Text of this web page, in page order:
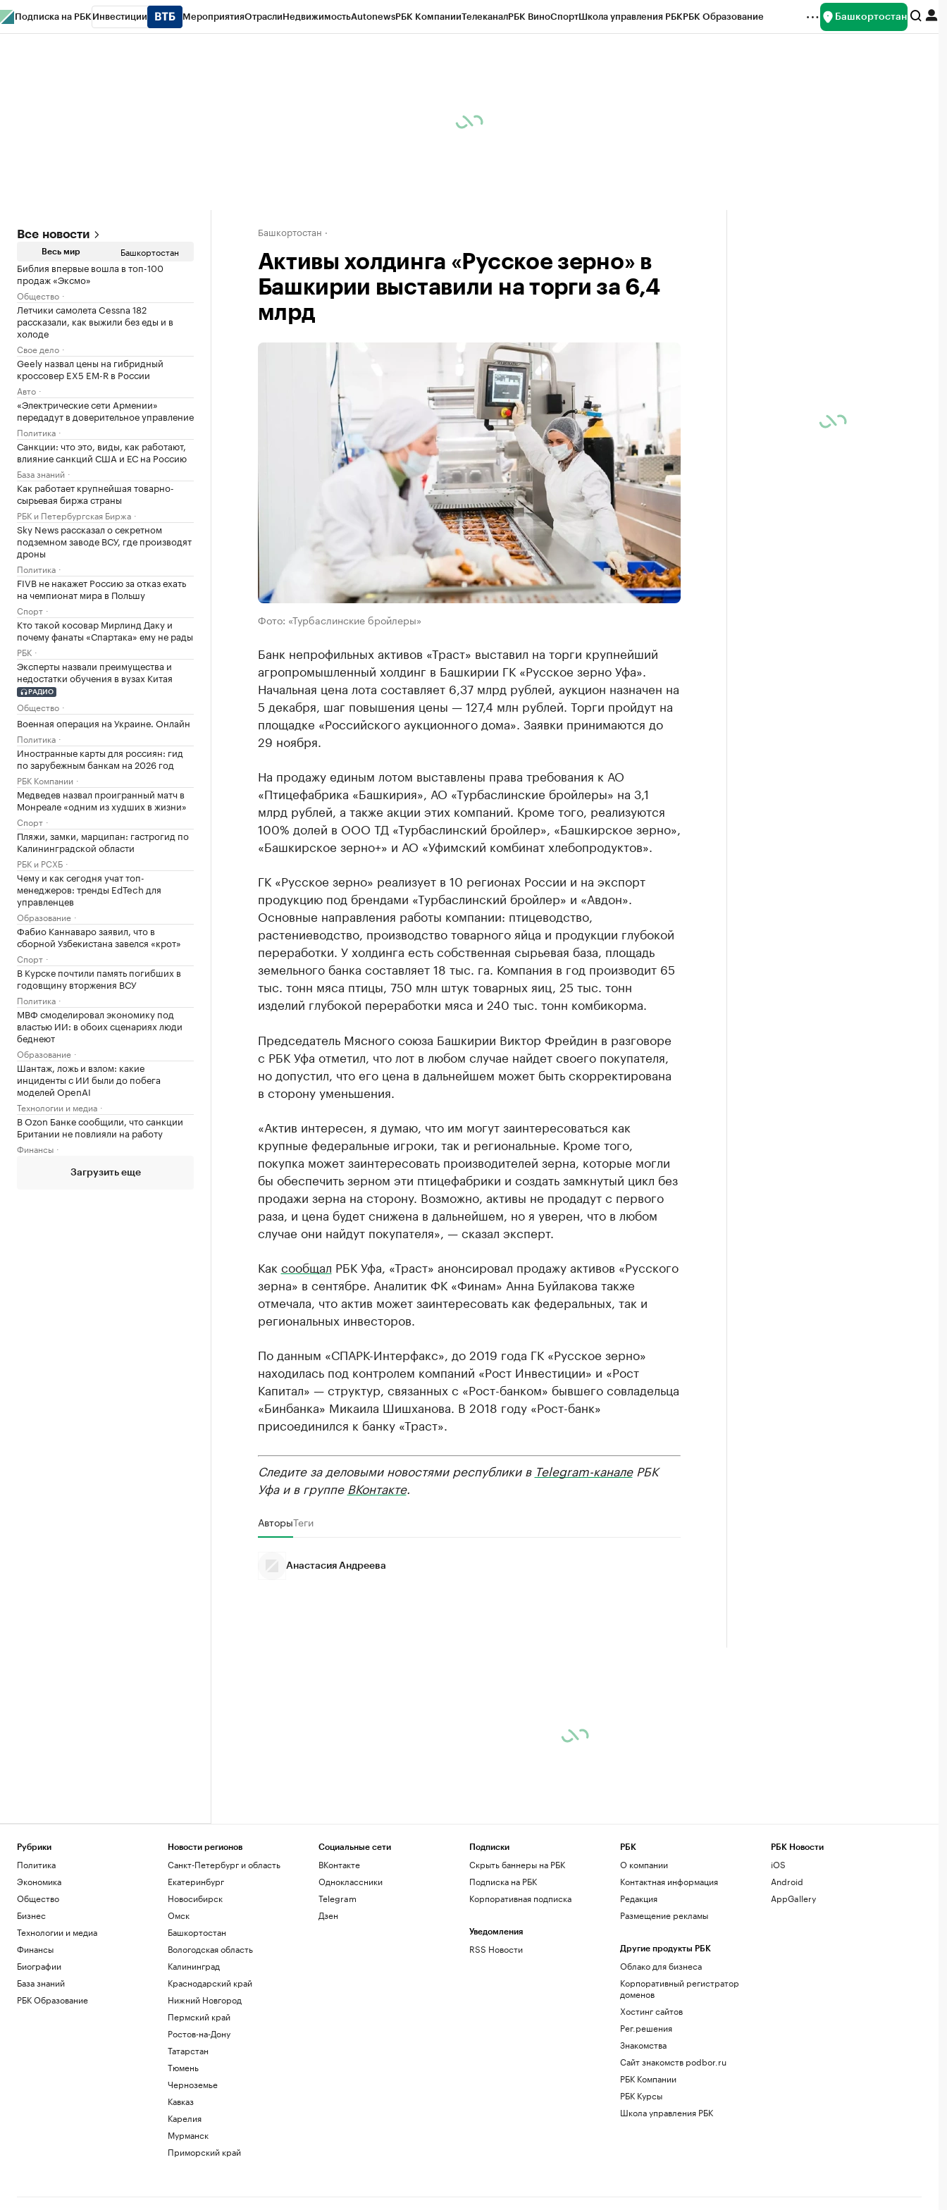
Подписка на РБК Инвестиции МероприятияОтраслиНедвижимостьAutonewsРБК КомпанииТелеканалРБК ВиноСпортШкола управления РБКРБК Образование Башкортостан
Все новости
Весь мир Башкортостан
Библия впервые вошла в топ-100
продаж «Эксмо»
Общество
Летчики самолета Cessna 182
рассказали, как выжили без еды и в
холоде
Свое дело
Geely назвал цены на гибридный
кроссовер EX5 EM-R в России
Авто
«Электрические сети Армении»
передадут в доверительное управление
Политика
Санкции: что это, виды, как работают,
влияние санкций США и ЕС на Россию
База знаний
Как работает крупнейшая товарно-
сырьевая биржа страны
РБК и Петербургская Биржа
Sky News рассказал о секретном
подземном заводе ВСУ, где производят
дроны
Политика
FIVB не накажет Россию за отказ ехать
на чемпионат мира в Польшу
Спорт
Кто такой косовар Мирлинд Даку и
почему фанаты «Спартака» ему не рады
РБК
Эксперты назвали преимущества и
недостатки обучения в вузах Китая
РАДИО
Общество
Военная операция на Украине. Онлайн
Политика
Иностранные карты для россиян: гид
по зарубежным банкам на 2026 год
РБК Компании
Медведев назвал проигранный матч в
Монреале «одним из худших в жизни»
Спорт
Пляжи, замки, марципан: гастрогид по
Калининградской области
РБК и РСХБ
Чему и как сегодня учат топ-
менеджеров: тренды EdTech для
управленцев
Образование
Фабио Каннаваро заявил, что в
сборной Узбекистана завелся «крот»
Спорт
В Курске почтили память погибших в
годовщину вторжения ВСУ
Политика
МВФ смоделировал экономику под
властью ИИ: в обоих сценариях люди
беднеют
Образование
Шантаж, ложь и взлом: какие
инциденты с ИИ были до побега
моделей OpenAI
Технологии и медиа
В Ozon Банке сообщили, что санкции
Британии не повлияли на работу
Финансы
Загрузить еще
Башкортостан
Активы холдинга «Русское зерно» в
Башкирии выставили на торги за 6,4
млрд
Фото: «Турбаслинские бройлеры»
Банк непрофильных активов «Траст» выставил на торги крупнейший
агропромышленный холдинг в Башкирии ГК «Русское зерно Уфа».
Начальная цена лота составляет 6,37 млрд рублей, аукцион назначен на
5 декабря, шаг повышения цены — 127,4 млн рублей. Торги пройдут на
площадке «Российского аукционного дома». Заявки принимаются до
29 ноября.
На продажу единым лотом выставлены права требования к АО
«Птицефабрика «Башкирия», АО «Турбаслинские бройлеры» на 3,1
млрд рублей, а также акции этих компаний. Кроме того, реализуются
100% долей в ООО ТД «Турбаслинский бройлер», «Башкирское зерно»,
«Башкирское зерно+» и АО «Уфимский комбинат хлебопродуктов».
ГК «Русское зерно» реализует в 10 регионах России и на экспорт
продукцию под брендами «Турбаслинский бройлер» и «Авдон».
Основные направления работы компании: птицеводство,
растениеводство, производство товарного яйца и продукции глубокой
переработки. У холдинга есть собственная сырьевая база, площадь
земельного банка составляет 18 тыс. га. Компания в год производит 65
тыс. тонн мяса птицы, 750 млн штук товарных яиц, 25 тыс. тонн
изделий глубокой переработки мяса и 240 тыс. тонн комбикорма.
Председатель Мясного союза Башкирии Виктор Фрейдин в разговоре
с РБК Уфа отметил, что лот в любом случае найдет своего покупателя,
но допустил, что его цена в дальнейшем может быть скорректирована
в сторону уменьшения.
«Актив интересен, я думаю, что им могут заинтересоваться как
крупные федеральные игроки, так и региональные. Кроме того,
покупка может заинтересовать производителей зерна, которые могли
бы обеспечить зерном эти птицефабрики и создать замкнутый цикл без
продажи зерна на сторону. Возможно, активы не продадут с первого
раза, и цена будет снижена в дальнейшем, но я уверен, что в любом
случае они найдут покупателя», — сказал эксперт.
Как сообщал РБК Уфа, «Траст» анонсировал продажу активов «Русского
зерна» в сентябре. Аналитик ФК «Финам» Анна Буйлакова также
отмечала, что актив может заинтересовать как федеральных, так и
региональных инвесторов.
По данным «СПАРК-Интерфакс», до 2019 года ГК «Русское зерно»
находилась под контролем компаний «Рост Инвестиции» и «Рост
Капитал» — структур, связанных с «Рост-банком» бывшего совладельца
«Бинбанка» Микаила Шишханова. В 2018 году «Рост-банк»
присоединился к банку «Траст».
Следите за деловыми новостями республики в Telegram-каналеРБК
Уфа и в группе ВКонтакте.
АвторыТеги
Анастасия Андреева
Рубрики
Политика
Экономика
Общество
Бизнес
Технологии и медиа
Финансы
Биографии
База знаний
РБК Образование
Новости регионов
Санкт-Петербург и область
Екатеринбург
Новосибирск
Омск
Башкортостан
Вологодская область
Калининград
Краснодарский край
Нижний Новгород
Пермский край
Ростов-на-Дону
Татарстан
Тюмень
Черноземье
Кавказ
Карелия
Мурманск
Приморский край
Социальные сети
ВКонтакте
Одноклассники
Telegram
Дзен
Подписки
Скрыть баннеры на РБК
Подписка на РБК
Корпоративная подписка
Уведомления
RSS Новости
РБК
О компании
Контактная информация
Редакция
Размещение рекламы
Другие продукты РБК
Облако для бизнеса
Корпоративный регистратор
доменов
Хостинг сайтов
Рег.решения
Знакомства
Сайт знакомств podbor.ru
РБК Компании
РБК Курсы
Школа управления РБК
РБК Новости
iOS
Android
AppGallery